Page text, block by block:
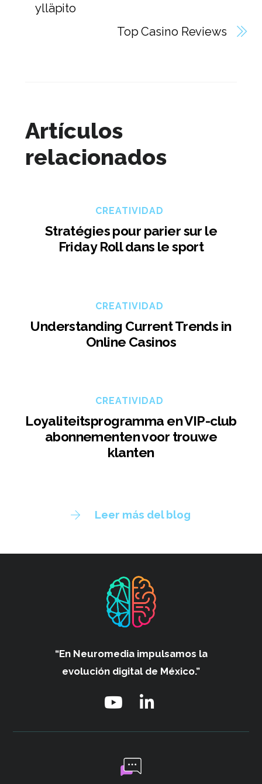
ylläpito
Top Casino Reviews
Artículos
relacionados
CREATIVIDAD
Stratégies pour parier sur le
Friday Roll dans le sport
CREATIVIDAD
Understanding Current Trends in
Online Casinos
CREATIVIDAD
Loyaliteitsprogramma en VIP-club
abonnementen voor trouwe
klanten
Leer más del blog
“En Neuromedia impulsamos la
evolución digital de México.”